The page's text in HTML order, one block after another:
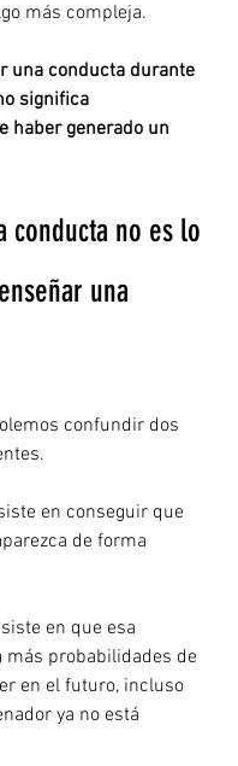
más compleja.
una conducta durante
significa
haber generado un
conducta no es lo
una
confundir dos
en conseguir que
de forma
en que esa
más probabilidades de
en el futuro, incluso
ya no está